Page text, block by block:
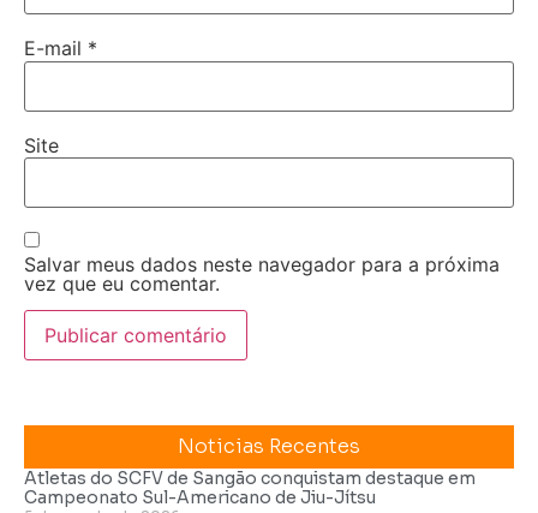
E-mail *
Site
Salvar meus dados neste navegador para a próxima
vez que eu comentar.
Noticias Recentes
Atletas do SCFV de Sangão conquistam destaque em
Campeonato Sul-Americano de Jiu-Jítsu